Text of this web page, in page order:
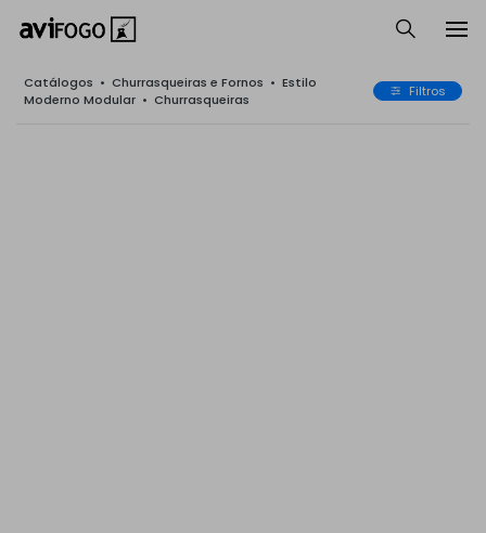
Catálogos • Churrasqueiras e Fornos • Estilo
Moderno Modular • Churrasqueiras Filtros